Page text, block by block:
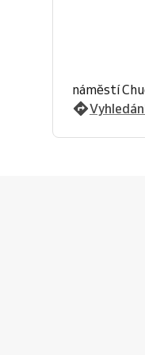
náměstí